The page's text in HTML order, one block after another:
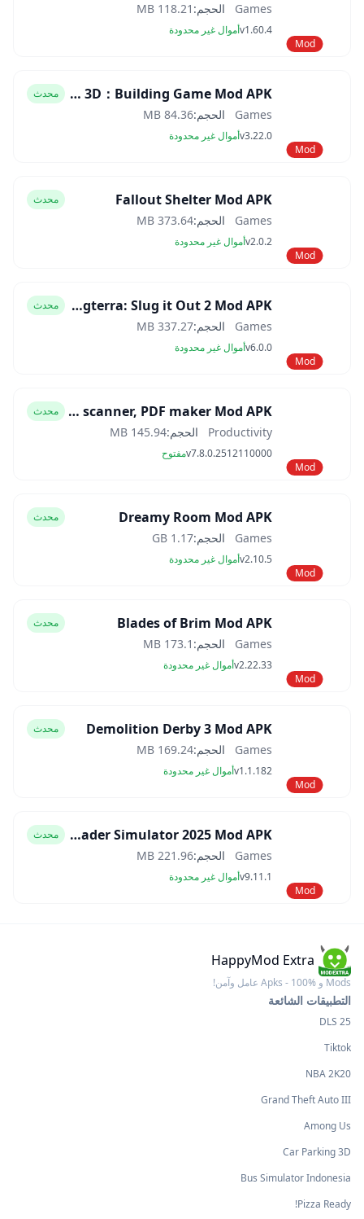
Mod
Games الحجم: 118.21 MB
v1.60.4أموال غير محدودة
Mod
Block Craft 3D：Building Game Mod APK محدث
Games الحجم:84.36 MB
v3.22.0أموال غير محدودة
Mod
Fallout Shelter Mod APK محدث
Games الحجم:373.64 MB
v2.0.2أموال غير محدودة
Mod
Slugterra: Slug it Out 2 Mod APK محدث
Games الحجم:337.27 MB
v6.0.0أموال غير محدودة
Mod
CamScanner- scanner, PDF maker Mod APK محدث
Productivity الحجم:145.94 MB
v7.8.0.2512110000مفتوح
Mod
Dreamy Room Mod APK محدث
Games الحجم:1.17 GB
v2.10.5أموال غير محدودة
Mod
Blades of Brim Mod APK محدث
Games الحجم: 173.1 MB
v2.22.33أموال غير محدودة
Mod
Demolition Derby 3 Mod APK محدث
Games الحجم:169.24 MB
v1.1.182أموال غير محدودة
Mod
Car Trader Simulator 2025 Mod APK محدث
Games الحجم:221.96 MB
v9.11.1أموال غير محدودة
HappyMod Extra
Mods و Apks - 100% عامل وآمن!
التطبيقات الشائعة
DLS 25
Tiktok
NBA 2K20
Grand Theft Auto III
Among Us
Car Parking 3D
Bus Simulator Indonesia
Pizza Ready!